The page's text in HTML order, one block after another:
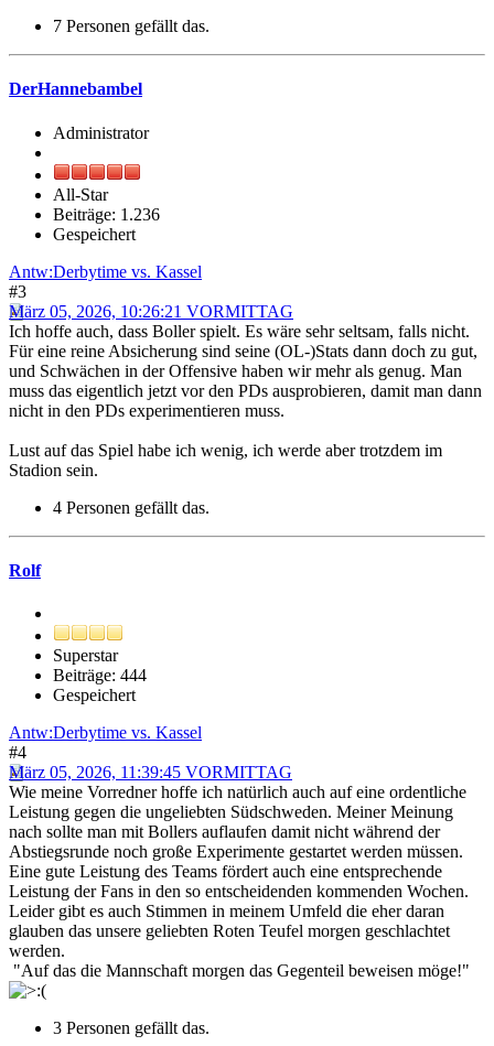
7 Personen gefällt das.
DerHannebambel
Administrator
All-Star
Beiträge: 1.236
Gespeichert
Antw:Derbytime vs. Kassel
#3
März 05, 2026, 10:26:21 VORMITTAG
Ich hoffe auch, dass Boller spielt. Es wäre sehr seltsam, falls nicht.
Für eine reine Absicherung sind seine (OL-)Stats dann doch zu gut,
und Schwächen in der Offensive haben wir mehr als genug. Man
muss das eigentlich jetzt vor den PDs ausprobieren, damit man dann
nicht in den PDs experimentieren muss.
Lust auf das Spiel habe ich wenig, ich werde aber trotzdem im
Stadion sein.
4 Personen gefällt das.
Rolf
Superstar
Beiträge: 444
Gespeichert
Antw:Derbytime vs. Kassel
#4
März 05, 2026, 11:39:45 VORMITTAG
Wie meine Vorredner hoffe ich natürlich auch auf eine ordentliche
Leistung gegen die ungeliebten Südschweden. Meiner Meinung
nach sollte man mit Bollers auflaufen damit nicht während der
Abstiegsrunde noch große Experimente gestartet werden müssen.
Eine gute Leistung des Teams fördert auch eine entsprechende
Leistung der Fans in den so entscheidenden kommenden Wochen.
Leider gibt es auch Stimmen in meinem Umfeld die eher daran
glauben das unsere geliebten Roten Teufel morgen geschlachtet
werden.
"Auf das die Mannschaft morgen das Gegenteil beweisen möge!"
3 Personen gefällt das.